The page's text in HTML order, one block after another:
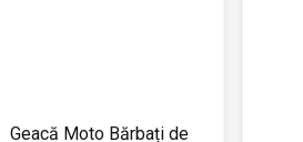
Geacă Moto Bărbați de